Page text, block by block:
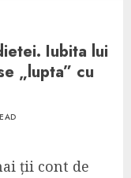
Iubita lui
„lupta” cu
ții cont de